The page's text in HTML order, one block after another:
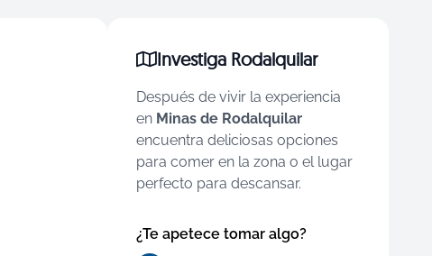
Investiga Rodalquilar
Después de vivir la experiencia
en Minas de Rodalquilar
encuentra deliciosas opciones
para comer en la zona o el lugar
perfecto para descansar.
¿Te apetece tomar algo?